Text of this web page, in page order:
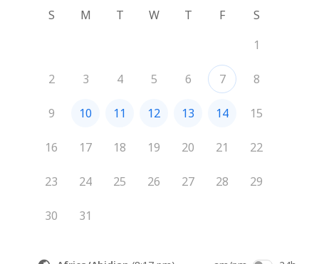
S
M T W T F
S
1
2 3 4 5 6 7 8
9 10 11 12 13 14 15
16 17 18 19 20 21 22
23 24 25 26 27 28 29
30 31